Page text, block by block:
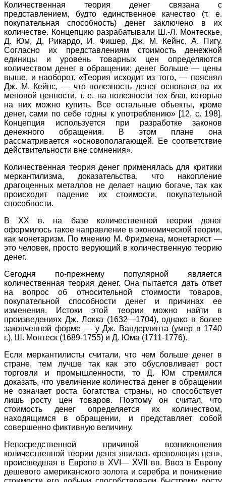
Количественная теория денег связана с
представлением, будто единственное качество (т. е.
покупательная способность) денег заключено в их
количестве. Концепцию разрабатывали Ш.-Л. Монтескье,
Д. Юм, Д. Рикардо, И. Фишер, Дж. М. Кейнс, А. Пигу.
Согласно их представлениям стоимость денежной
единицы и уровень товарных цен определяются
количеством денег в обращении: денег больше — цены
выше, и наоборот. «Теория исходит из того, — пояснял
Дж. М. Кейнс, — что полезность денег основана на их
меновой ценности, т. е. на полезности тех благ, которые
на них можно купить. Все остальные объекты, кроме
денег, сами по себе годны к употреблению» [12, с. 198].
Концепция используется при разработке законов
денежного обращения. В этом плане она
рассматривается «основополагающей. Ее соответствие
действительности вне сомнения».
Количественная теория денег применялась для критики
меркантилизма, доказательства, что накопление
драгоценных металлов не делает нацию богаче, так как
происходит падение их стоимости, покупательной
способности.
В XX в. на базе количественной теории денег
оформилось такое направление в экономической теории,
как монетаризм. По мнению М. Фридмена, монетарист —
это человек, просто верующий в количественную теорию
денег.
Сегодня по-прежнему популярной является
количественная теория денег. Она пытается дать ответ
на вопрос об относительной стоимости товаров,
покупательной способности денег и причинах ее
изменения. Истоки этой теории можно найти в
произведениях Дж. Локка (1632—1704), однако в более
законченной форме — у Дж. Вандерлинта (умер в 1740
г.), Ш. Монтеск (1689-1755) и Д. Юма (1711-1776).
Если меркантилисты считали, что чем больше денег в
стране, тем лучше так как это обусловливает рост
торговли и промышленности, то Д. Юм стремился
доказать, что увеличение количества денег в обращении
не означает роста богатства страны, но способствует
лишь росту цен товаров. Поэтому он считал, что
стоимость денег определяется их количеством,
находящимся в обращении, и представляет собой
совершенно фиктивную величину.
Непосредственной причиной возникновения
количественной теории денег явилась «революция цен»,
происшедшая в Европе в XVI— XVII вв. Ввоз в Европу
дешевого американского золота и серебра и понижение